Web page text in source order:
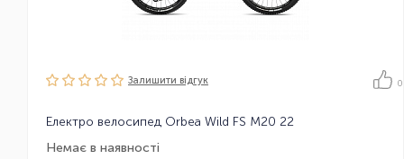
Залишити вiдгук 0
Електро велосипед Orbea Wild FS M20 22
Немає в наявності